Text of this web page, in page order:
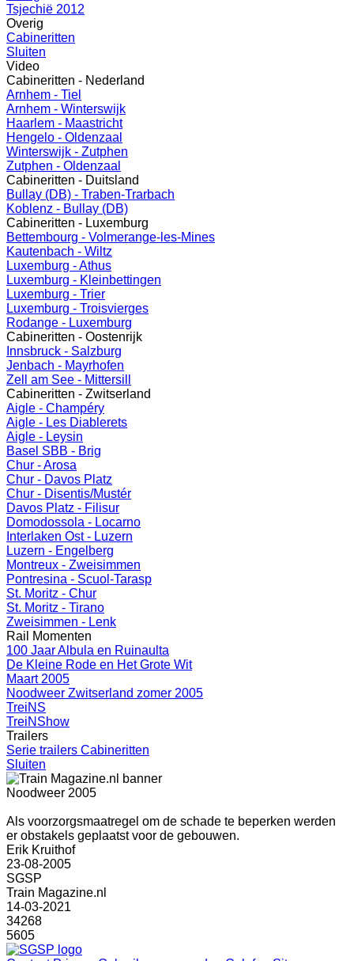
Tsjechië 2012
Overig
Cabineritten
Sluiten
Video
Cabineritten - Nederland
Arnhem - Tiel
Arnhem - Winterswijk
Haarlem - Maastricht
Hengelo - Oldenzaal
Winterswijk - Zutphen
Zutphen - Oldenzaal
Cabineritten - Duitsland
Bullay (DB) - Traben-Trarbach
Koblenz - Bullay (DB)
Cabineritten - Luxemburg
Bettembourg - Volmerange-les-Mines
Kautenbach - Wiltz
Luxemburg - Athus
Luxemburg - Kleinbettingen
Luxemburg - Trier
Luxemburg - Troisvierges
Rodange - Luxemburg
Cabineritten - Oostenrijk
Innsbruck - Salzburg
Jenbach - Mayrhofen
Zell am See - Mittersill
Cabineritten - Zwitserland
Aigle - Champéry
Aigle - Les Diablerets
Aigle - Leysin
Basel SBB - Brig
Chur - Arosa
Chur - Davos Platz
Chur - Disentis/Mustér
Davos Platz - Filisur
Domodossola - Locarno
Interlaken Ost - Luzern
Luzern - Engelberg
Montreux - Zweisimmen
Pontresina - Scuol-Tarasp
St. Moritz - Chur
St. Moritz - Tirano
Zweisimmen - Lenk
Rail Momenten
100 Jaar Albula en Ruinaulta
De Kleine Rode en Het Grote Wit
Maart 2005
Noodweer Zwitserland zomer 2005
TreiNS
TreiNShow
Trailers
Serie trailers Cabineritten
Sluiten
Noodweer 2005
Als voorzorgsmaatregel om de schade te beperken werden
er obstakels geplaatst voor de gebouwen.
Erik Kruithof
23-08-2005
SGSP
Train Magazine.nl
14-03-2021
34268
5605